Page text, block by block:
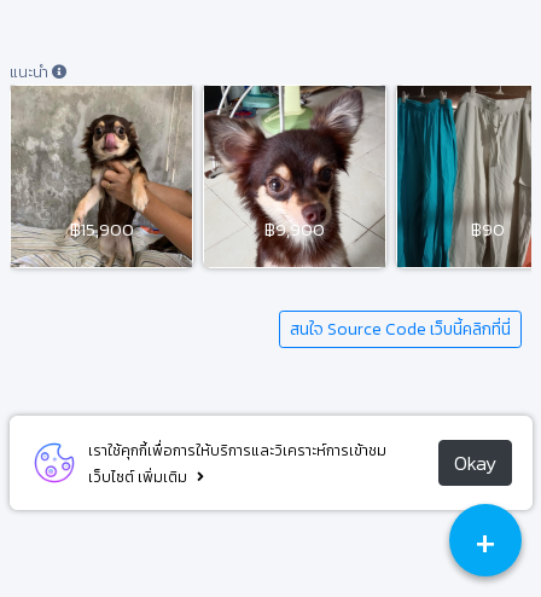
แนะนำ
฿15,900 ฿9,900 ฿90
สนใจ Source Code เว็บนี้คลิกที่นี่
เราใช้คุกกี้เพื่อการให้บริการและวิเคราะห์การเข้าชม
เว็บไซต์ เพิ่มเติม Okay
+